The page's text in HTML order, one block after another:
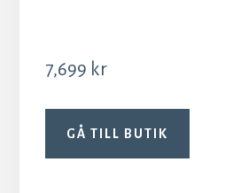
7,699 kr
GÅ TILL BUTIK